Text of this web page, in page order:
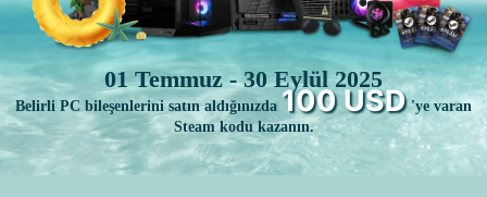
01 Temmuz - 30 Eylül 2025
Belirli PC bileşenlerini satın aldığınızda 100 USD'ye varan
Steam kodu kazanın.